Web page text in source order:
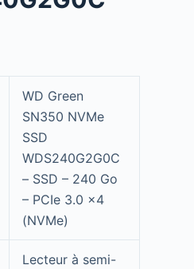
WD Green
SN350 NVMe
SSD
WDS240G2G0C
– SSD – 240 Go
– PCIe 3.0 x4
(NVMe)
Lecteur à semi-